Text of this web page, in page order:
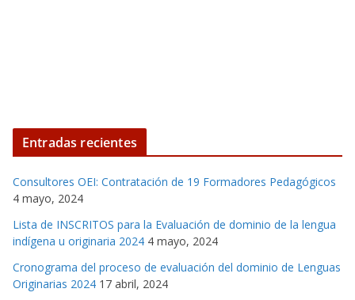
Entradas recientes
Consultores OEI: Contratación de 19 Formadores Pedagógicos
4 mayo, 2024
Lista de INSCRITOS para la Evaluación de dominio de la lengua
indígena u originaria 2024 4 mayo, 2024
Cronograma del proceso de evaluación del dominio de Lenguas
Originarias 2024 17 abril, 2024